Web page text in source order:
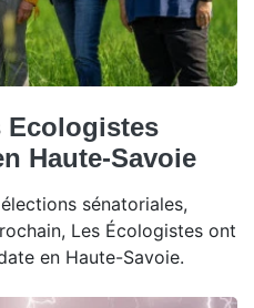
Ecologistes
Haute-Savoie
sénatoriales,
Les Écologistes ont
en Haute-Savoie.